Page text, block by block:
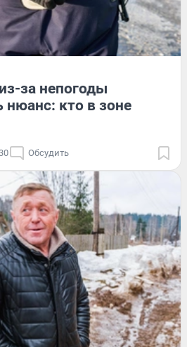
за непогоды
нюанс: кто в зоне
Обсудить